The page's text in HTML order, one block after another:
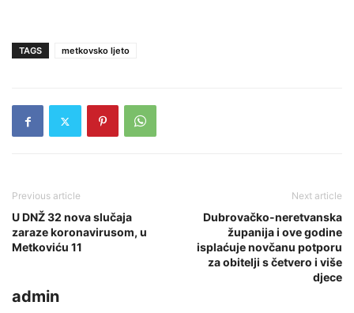
TAGS metkovsko ljeto
Previous article
U DNŽ 32 nova slučaja
zaraze koronavirusom, u
Metkoviću 11
Next article
Dubrovačko-neretvanska
županija i ove godine
isplaćuje novčanu potporu
za obitelji s četvero i više
djece
admin